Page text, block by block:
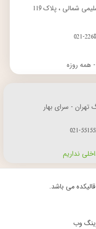
تهران - سرای بهار
نداریم
می باشد.
وب